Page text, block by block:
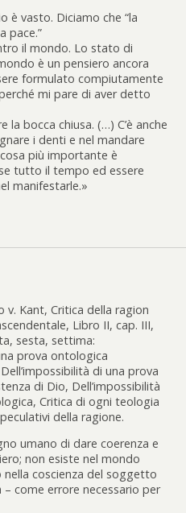
è vasto. Diciamo che “la
pace.”
il mondo. Lo stato di
è un pensiero ancora
formulato compiutamente
mi pare di aver detto
la bocca chiusa. (…) C’è anche
i denti e nel mandare
più importante è
tutto il tempo ed essere
manifestarle.»
Kant, Critica della ragion
Libro II, cap. III,
sesta, settima:
prova ontologica
di una prova
di Dio, Dell’impossibilità
Critica di ogni teologia
della ragione.
umano di dare coerenza e
non esiste nel mondo
coscienza del soggetto
come errore necessario per